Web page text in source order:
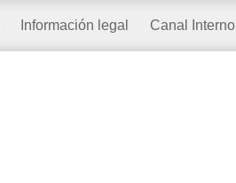
Información legal Canal